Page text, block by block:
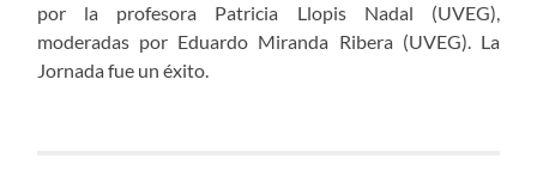
por la profesora Patricia Llopis Nadal (UVEG),
moderadas por Eduardo Miranda Ribera (UVEG). La
Jornada fue un éxito.